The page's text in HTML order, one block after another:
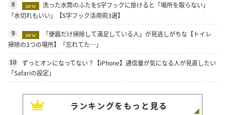
8 new
洗った水筒のふたをS字フックに掛けると「場所を取らない」
「水切れもいい」【S字フック活用術3選】
9 new
「便器だけ掃除して満足している人」が見逃しがちな【トイレ
掃除の3つの場所】「忘れてた…」
10
ずっとオンになってない？【iPhone】通信量が気になる人が見直したい
「Safariの設定」
ランキングをもっと見る